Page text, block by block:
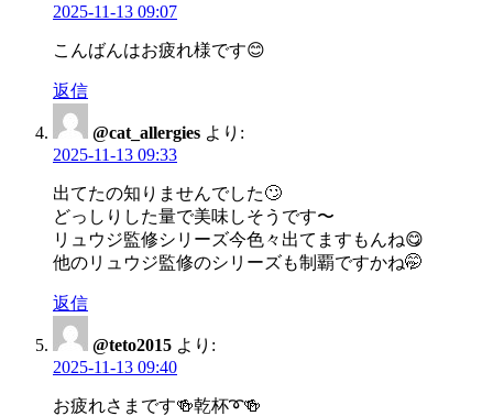
2025-11-13 09:07
こんばんはお疲れ様です😊
返信
@cat_allergies より:
2025-11-13 09:33
出てたの知りませんでした🙄
どっしりした量で美味しそうです〜
リュウジ監修シリーズ今色々出てますもんね😋
他のリュウジ監修のシリーズも制覇ですかね🤭
返信
@teto2015 より:
2025-11-13 09:40
お疲れさまです🍻乾杯➰🍻